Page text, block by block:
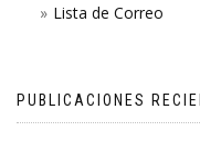
Lista de Correo
PUBLICACIONES